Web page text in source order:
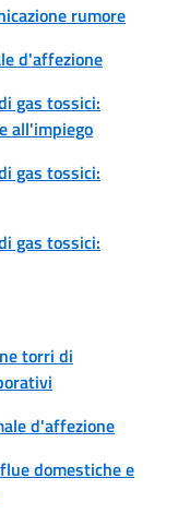
rumore
d'affezione
gas tossici:
all'impiego
gas tossici:
gas tossici:
torri di
d'affezione
domestiche e